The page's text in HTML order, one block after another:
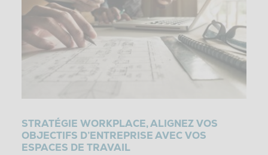
STRATÉGIE WORKPLACE, ALIGNEZ VOS
OBJECTIFS D’ENTREPRISE AVEC VOS
ESPACES DE TRAVAIL